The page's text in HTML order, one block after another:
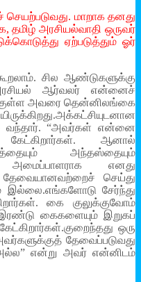
மாறாக தனது
தமிழ் அரசியல்வாதி ஒருவர்
ஏற்படுத்தும் ஓர்
சில ஆண்டுகளுக்கு
ஆர்வலர் என்னைச்
அவரை தென்னிலங்கை
வந்தார். “அவர்கள் என்னை
கேட்கிறார்கள். ஆனால்
அந்தஸ்தையும்
அமைப்பாளராக எனது
தேவையானவற்றைச் செய்து
இல்லை.எங்களோடு சேர்ந்து
கை குலுக்குவோம்
கைகளையும் இறுகப்
ஒரு
தேவைப்படுவது
என்று அவர் என்னிடம்